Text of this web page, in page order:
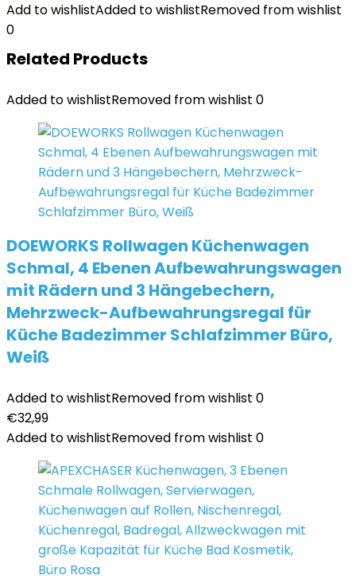
Add to wishlistAdded to wishlistRemoved from wishlist
0
Related Products
Added to wishlistRemoved from wishlist 0
DOEWORKS Rollwagen Küchenwagen
Schmal, 4 Ebenen Aufbewahrungswagen
mit Rädern und 3 Hängebechern,
Mehrzweck-Aufbewahrungsregal für
Küche Badezimmer Schlafzimmer Büro,
Weiß
Added to wishlistRemoved from wishlist 0
€32,99
Added to wishlistRemoved from wishlist 0